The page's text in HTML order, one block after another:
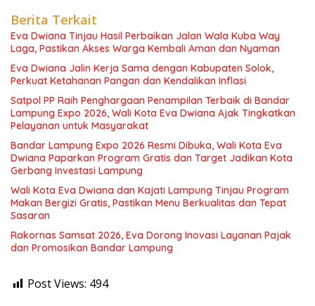
Berita Terkait
Eva Dwiana Tinjau Hasil Perbaikan Jalan Wala Kuba Way
Laga, Pastikan Akses Warga Kembali Aman dan Nyaman
Eva Dwiana Jalin Kerja Sama dengan Kabupaten Solok,
Perkuat Ketahanan Pangan dan Kendalikan Inflasi
Satpol PP Raih Penghargaan Penampilan Terbaik di Bandar
Lampung Expo 2026, Wali Kota Eva Dwiana Ajak Tingkatkan
Pelayanan untuk Masyarakat
Bandar Lampung Expo 2026 Resmi Dibuka, Wali Kota Eva
Dwiana Paparkan Program Gratis dan Target Jadikan Kota
Gerbang Investasi Lampung
Wali Kota Eva Dwiana dan Kajati Lampung Tinjau Program
Makan Bergizi Gratis, Pastikan Menu Berkualitas dan Tepat
Sasaran
Rakornas Samsat 2026, Eva Dorong Inovasi Layanan Pajak
dan Promosikan Bandar Lampung
Post Views: 494